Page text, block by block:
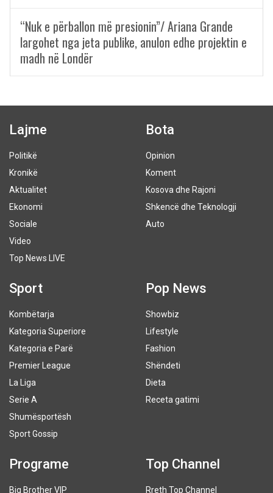
“Nuk e përballon më presionin”/ Ariana Grande
largohet nga jeta publike, anulon edhe projektin e
madh në Londër
Lajme
Politikë
Kronikë
Aktualitet
Ekonomi
Sociale
Video
Top News LIVE
Bota
Opinion
Koment
Kosova dhe Rajoni
Shkencë dhe Teknologji
Auto
Sport
Kombëtarja
Kategoria Superiore
Kategoria e Parë
Premier League
La Liga
Serie A
Shumësportësh
Sport Gossip
Pop News
Showbiz
Lifestyle
Fashion
Shëndeti
Dieta
Receta gatimi
Programe
Big Brother VIP
Top Channel
Rreth Top Channel